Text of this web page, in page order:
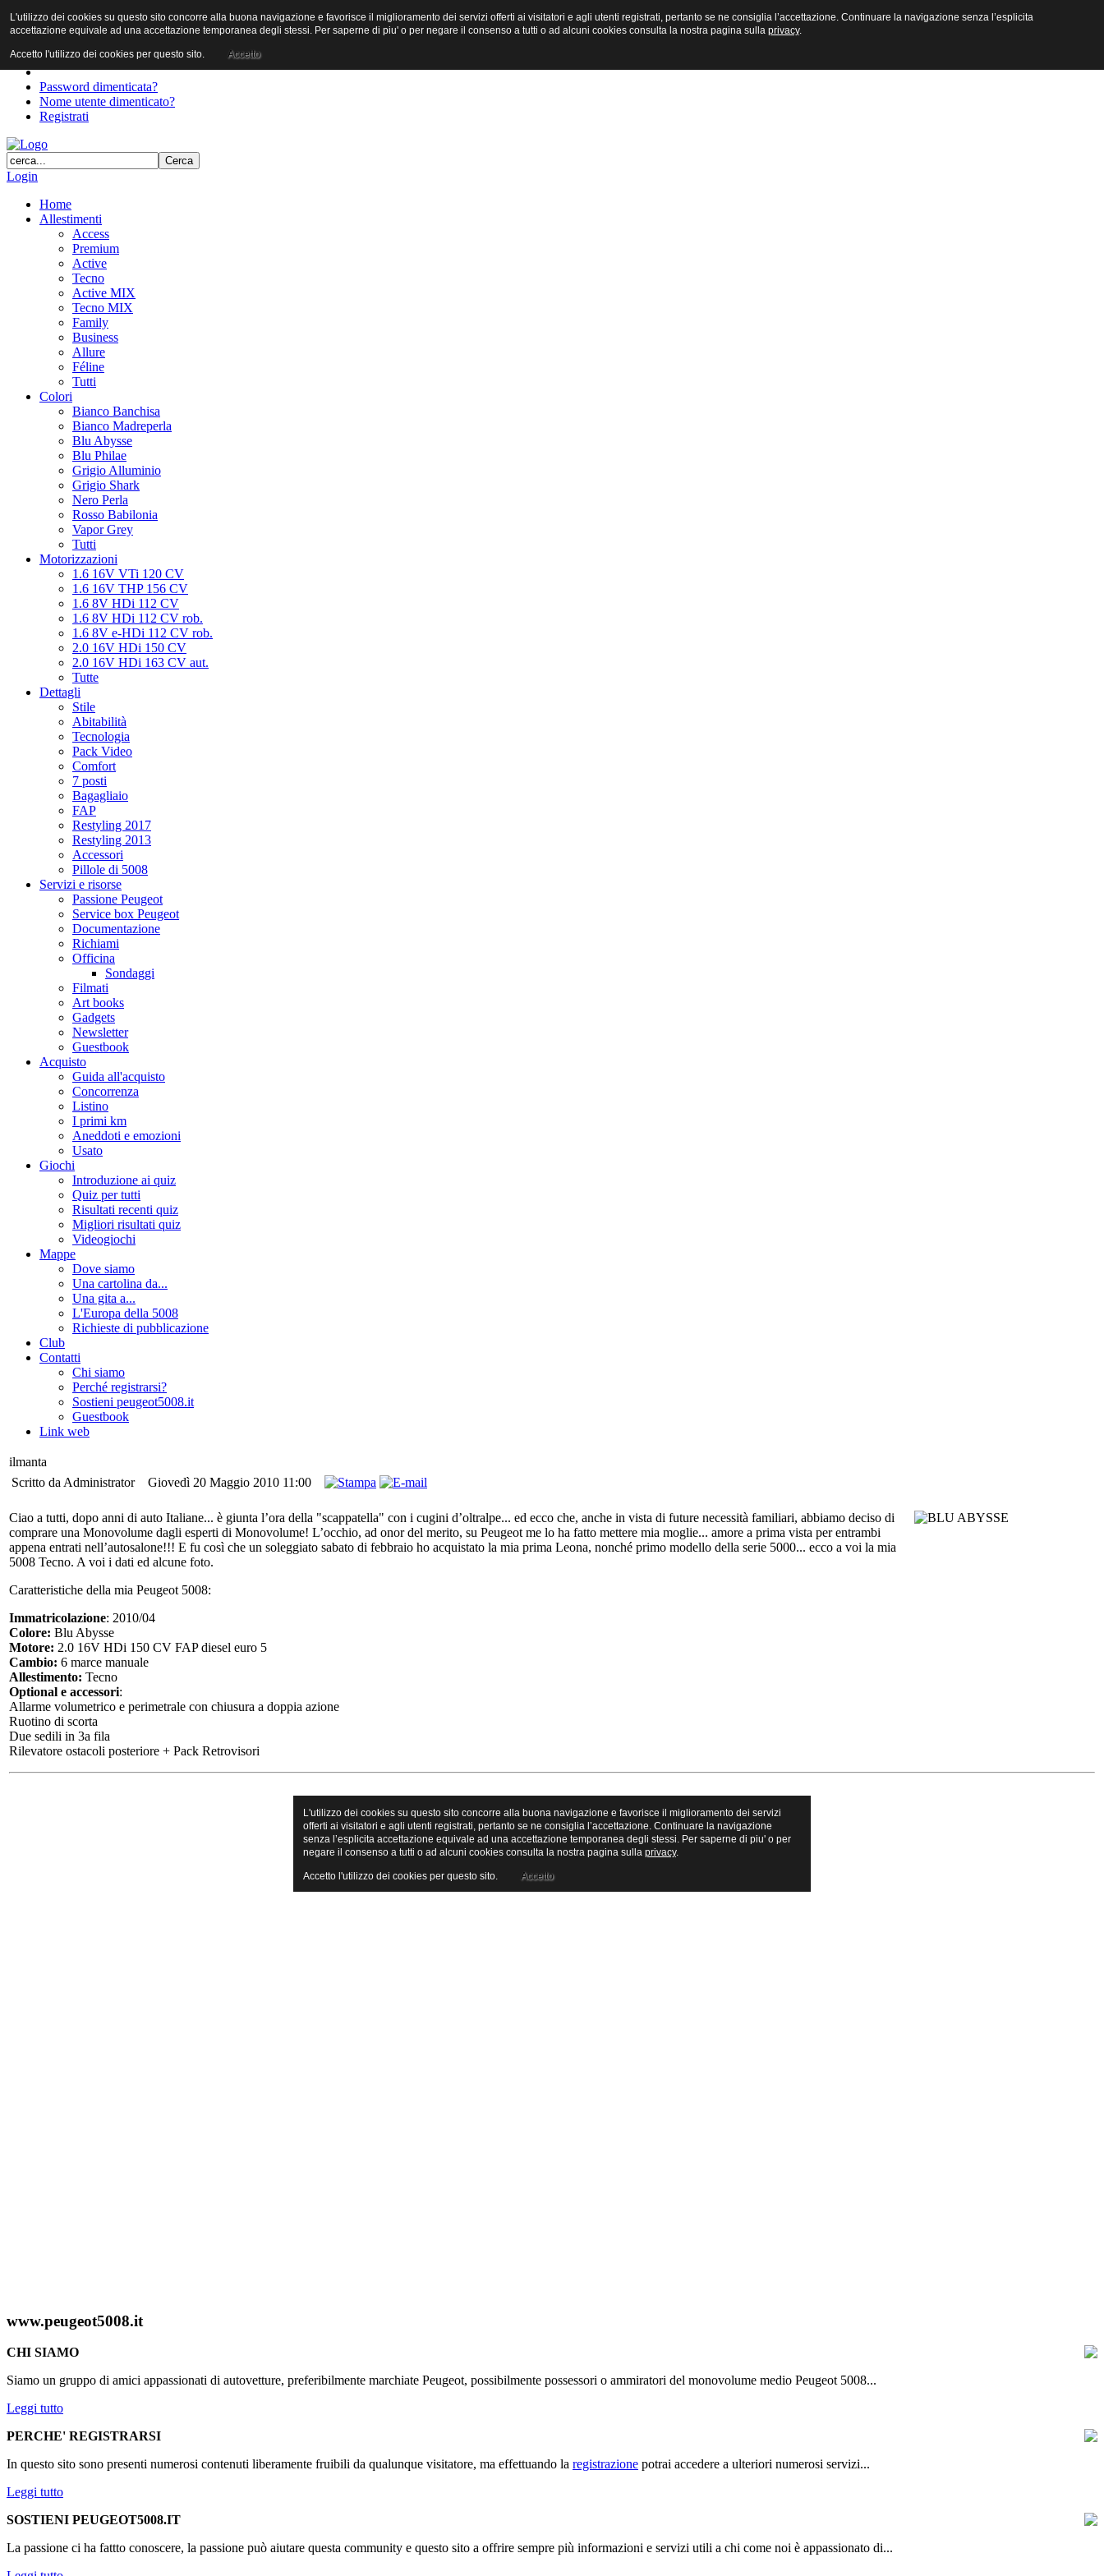
User
Password
Password dimenticata?
Nome utente dimenticato?
Registrati
Login
Home
Allestimenti
Access
Premium
Active
Tecno
Active MIX
Tecno MIX
Family
Business
Allure
Féline
Tutti
Colori
Bianco Banchisa
Bianco Madreperla
Blu Abysse
Blu Philae
Grigio Alluminio
Grigio Shark
Nero Perla
Rosso Babilonia
Vapor Grey
Tutti
Motorizzazioni
1.6 16V VTi 120 CV
1.6 16V THP 156 CV
1.6 8V HDi 112 CV
1.6 8V HDi 112 CV rob.
1.6 8V e-HDi 112 CV rob.
2.0 16V HDi 150 CV
2.0 16V HDi 163 CV aut.
Tutte
Dettagli
Stile
Abitabilità
Tecnologia
Pack Video
Comfort
7 posti
Bagagliaio
FAP
Restyling 2017
Restyling 2013
Accessori
Pillole di 5008
Servizi e risorse
Passione Peugeot
Service box Peugeot
Documentazione
Richiami
Officina
Sondaggi
Filmati
Art books
Gadgets
Newsletter
Guestbook
Acquisto
Guida all'acquisto
Concorrenza
Listino
I primi km
Aneddoti e emozioni
Usato
Giochi
Introduzione ai quiz
Quiz per tutti
Risultati recenti quiz
Migliori risultati quiz
Videogiochi
Mappe
Dove siamo
Una cartolina da...
Una gita a...
L'Europa della 5008
Richieste di pubblicazione
Club
Contatti
Chi siamo
Perché registrarsi?
Sostieni peugeot5008.it
Guestbook
Link web
ilmanta
Scritto da Administrator
Giovedì 20 Maggio 2010 11:00
Ciao a tutti, dopo anni di auto Italiane... è giunta l’ora della "scappatella" con i cugini d’oltralpe... ed ecco che, anche in vista di future necessità familiari, abbiamo deciso di
comprare una Monovolume dagli esperti di Monovolume! L’occhio, ad onor del merito, su Peugeot me lo ha fatto mettere mia moglie... amore a prima vista per entrambi
appena entrati nell’autosalone!!! E fu così che un soleggiato sabato di febbraio ho acquistato la mia prima Leona, nonché primo modello della serie 5000... ecco a voi la mia
5008 Tecno. A voi i dati ed alcune foto.
Caratteristiche della mia Peugeot 5008:
Immatricolazione: 2010/04
Colore: Blu Abysse
Motore: 2.0 16V HDi 150 CV FAP diesel euro 5
Cambio: 6 marce manuale
Allestimento: Tecno
Optional e accessori:
Allarme volumetrico e perimetrale con chiusura a doppia azione
Ruotino di scorta
Due sedili in 3a fila
Rilevatore ostacoli posteriore + Pack Retrovisori
www.peugeot5008.it
CHI SIAMO
Siamo un gruppo di amici appassionati di autovetture, preferibilmente marchiate Peugeot, possibilmente possessori o ammiratori del monovolume medio Peugeot 5008...
Leggi tutto
PERCHE' REGISTRARSI
In questo sito sono presenti numerosi contenuti liberamente fruibili da qualunque visitatore, ma effettuando la registrazione potrai accedere a ulteriori numerosi servizi...
Leggi tutto
SOSTIENI PEUGEOT5008.IT
La passione ci ha fattto conoscere, la passione può aiutare questa community e questo sito a offrire sempre più informazioni e servizi utili a chi come noi è appassionato di...
L'utilizzo dei cookies su questo sito concorre alla buona navigazione e favorisce il miglioramento dei servizi offerti ai visitatori e agli utenti registrati, pertanto se ne consiglia l’accettazione. Continuare la navigazione senza l’esplicita
accettazione equivale ad una accettazione temporanea degli stessi. Per saperne di piu' o per negare il consenso a tutti o ad alcuni cookies consulta la nostra pagina sulla privacy.
Accetto l'utilizzo dei cookies per questo sito. Accetto